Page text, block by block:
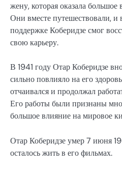
жену, которая оказала большое
Они вместе путешествовали, и
поддержке Коберидзе смог
свою карьеру.
В 1941 году Отар Коберидзе
сильно повлияло на его
отчаивался и продолжал
Его работы были признаны
большое влияние на мировое
Отар Коберидзе умер 7 июня
осталось жить в его фильмах.